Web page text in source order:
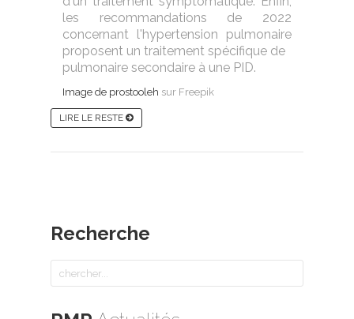
les recommandations de 2022
concernant l'hypertension pulmonaire
proposent un traitement spécifique de
pulmonaire secondaire à une PID.
Image de prostooleh sur Freepik
LIRE LE RESTE
Recherche